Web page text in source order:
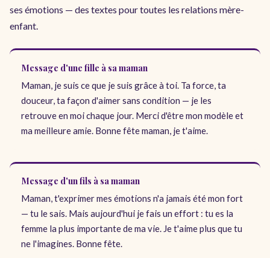
ses émotions — des textes pour toutes les relations mère-
enfant.
Message d'une fille à sa maman
Maman, je suis ce que je suis grâce à toi. Ta force, ta
douceur, ta façon d'aimer sans condition — je les
retrouve en moi chaque jour. Merci d'être mon modèle et
ma meilleure amie. Bonne fête maman, je t'aime.
Message d'un fils à sa maman
Maman, t'exprimer mes émotions n'a jamais été mon fort
— tu le sais. Mais aujourd'hui je fais un effort : tu es la
femme la plus importante de ma vie. Je t'aime plus que tu
ne l'imagines. Bonne fête.